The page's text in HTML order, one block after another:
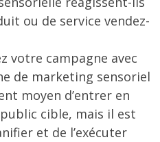
ou de service vendez-
votre campagne avec
de marketing sensoriel
moyen d’entrer en
cible, mais il est
et de l’exécuter